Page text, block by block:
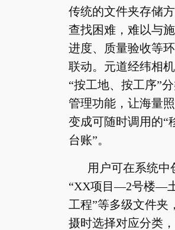
传统的文件夹存储
查找困难，难以与
进度、质量验收等
联动。元道经纬相
“按工地、按工序”
管理功能，让海量
变成可随时调用的“
台账”。
用户可在系统中
“XX项目—2号楼—
工程”等多级文件夹
摄时选择对应分类